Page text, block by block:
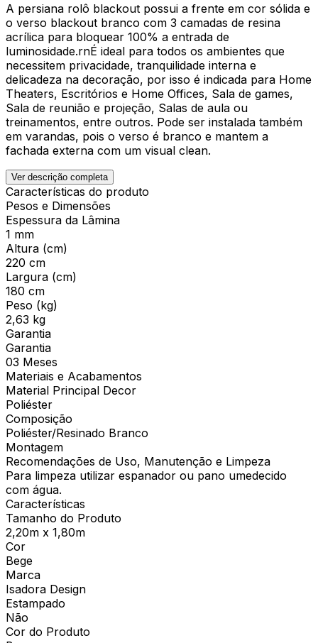
A persiana rolô blackout possui a frente em cor sólida e
o verso blackout branco com 3 camadas de resina
acrílica para bloquear 100% a entrada de
luminosidade.rnÉ ideal para todos os ambientes que
necessitem privacidade, tranquilidade interna e
delicadeza na decoração, por isso é indicada para Home
Theaters, Escritórios e Home Offices, Sala de games,
Sala de reunião e projeção, Salas de aula ou
treinamentos, entre outros. Pode ser instalada também
em varandas, pois o verso é branco e mantem a
fachada externa com um visual clean.
Ver descrição completa
Características do produto
Pesos e Dimensões
Espessura da Lâmina
1 mm
Altura (cm)
220 cm
Largura (cm)
180 cm
Peso (kg)
2,63 kg
Garantia
Garantia
03 Meses
Materiais e Acabamentos
Material Principal Decor
Poliéster
Composição
Poliéster/Resinado Branco
Montagem
Recomendações de Uso, Manutenção e Limpeza
Para limpeza utilizar espanador ou pano umedecido
com água.
Características
Tamanho do Produto
2,20m x 1,80m
Cor
Bege
Marca
Isadora Design
Estampado
Não
Cor do Produto